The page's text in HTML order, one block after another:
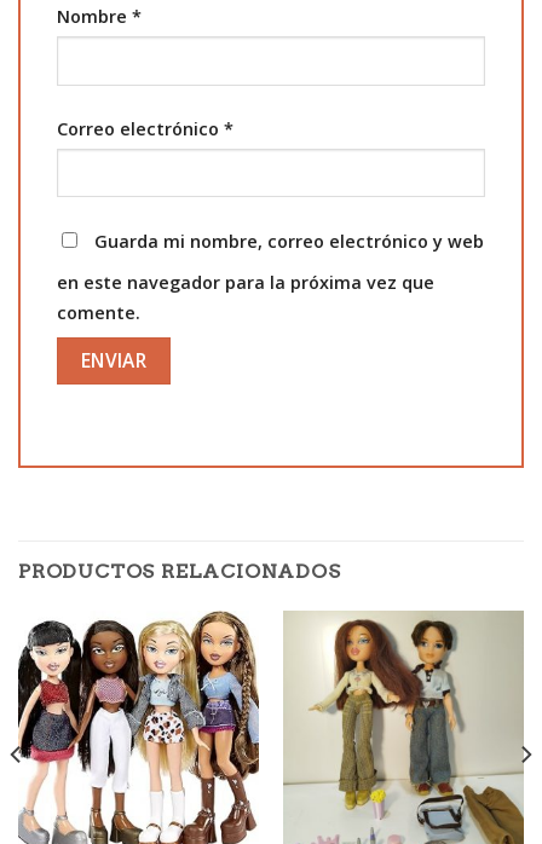
Nombre *
Correo electrónico *
Guarda mi nombre, correo electrónico y web
en este navegador para la próxima vez que
comente.
PRODUCTOS RELACIONADOS